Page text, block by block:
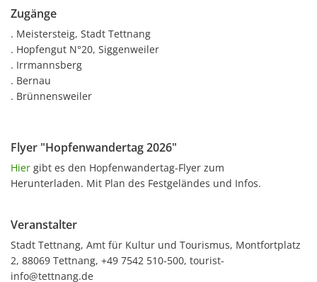
Zugänge
. Meistersteig, Stadt Tettnang
. Hopfengut N°20, Siggenweiler
. Irrmannsberg
. Bernau
. Brünnensweiler
Flyer "Hopfenwandertag 2026"
Hier gibt es den Hopfenwandertag-Flyer zum
Herunterladen. Mit Plan des Festgeländes und Infos.
Veranstalter
Stadt Tettnang, Amt für Kultur und Tourismus, Montfortplatz
2, 88069 Tettnang, +49 7542 510-500, tourist-
info@tettnang.de